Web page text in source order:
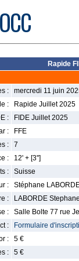
Rapide
:
mercredi 11 juin
:
Rapide Juillet 2025
:
FIDE Juillet 2025
:
FFE
:
7
:
12' + [3'']
:
Suisse
:
Stéphane
:
LABORDE
:
Salle Bolte 77 rue
:
Formulaire
:
5 €
:
5 €